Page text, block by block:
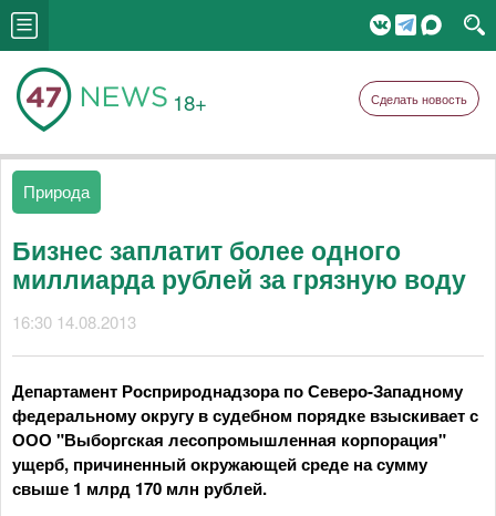
18+ Сделать новость
Природа
Бизнес заплатит более одного
миллиарда рублей за грязную воду
16:30 14.08.2013
Департамент Росприроднадзора по Северо-Западному
федеральному округу в судебном порядке взыскивает с
ООО "Выборгская лесопромышленная корпорация"
ущерб, причиненный окружающей среде на сумму
свыше 1 млрд 170 млн рублей.